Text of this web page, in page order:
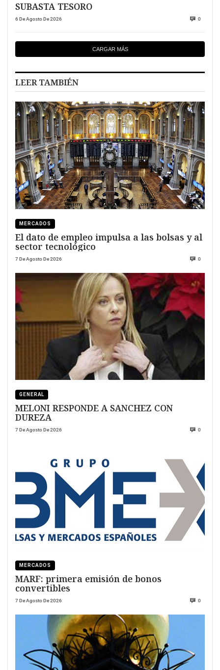
SUBASTA TESORO
6 De Agosto De 2026 0
CARGAR MÁS
LEER TAMBIÉN
MERCADOS
El dato de empleo impulsa a las bolsas y al
sector tecnológico
7 De Agosto De 2026 0
GENERAL
MELONI RESPONDE A SANCHEZ CON
DUREZA
7 De Agosto De 2026 0
MERCADOS
MARF: primera emisión de bonos
convertibles
7 De Agosto De 2026 0